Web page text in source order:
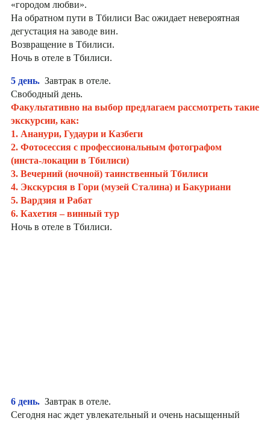
«городом любви».
На обратном пути в Тбилиси Вас ожидает невероятная
дегустация на заводе вин.
Возвращение в Тбилиси.
Ночь в отеле в Тбилиси.
5 день. Завтрак в отеле.
Свободный день.
Факультативно на выбор предлагаем рассмотреть такие
экскурсии, как:
1. Ананури, Гудаури и Казбеги
2. Фотосессия с профессиональным фотографом
(инста-локации в Тбилиси)
3. Вечерний (ночной) таинственный Тбилиси
4. Экскурсия в Гори (музей Сталина) и Бакуриани
5. Вардзия и Рабат
6. Кахетия – винный тур
Ночь в отеле в Тбилиси.
6 день. Завтрак в отеле.
Сегодня нас ждет увлекательный и очень насыщенный